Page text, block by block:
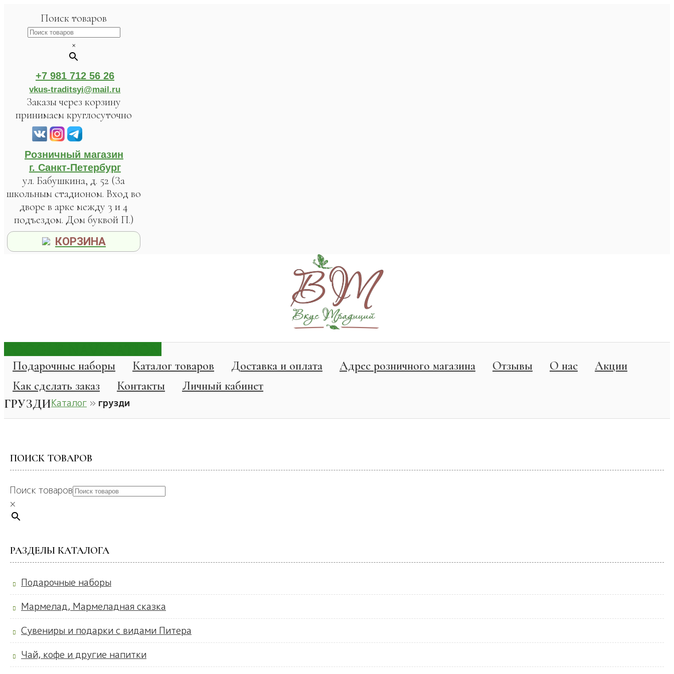
Поиск товаров
×
+7 981 712 56 26
vkus-traditsyi@mail.ru
Заказы через корзину
принимаем круглосуточно
Розничный магазин
г. Санкт-Петербург
ул. Бабушкина, д. 52 (За
школьным стадионом. Вход во
дворе в арке между 3 и 4
подъездом. Дом буквой П.)
КОРЗИНА
Подарочные наборы Каталог товаров Доставка и оплата Адрес розничного магазина Отзывы О нас
Акции
Как сделать заказ
Контакты Личный кабинет
ГРУЗДИКаталог » грузди
ПОИСК ТОВАРОВ
Поиск товаров
×
РАЗДЕЛЫ КАТАЛОГА
Подарочные наборы
Мармелад, Мармеладная сказка
Сувениры и подарки с видами Питера
Чай, кофе и другие напитки